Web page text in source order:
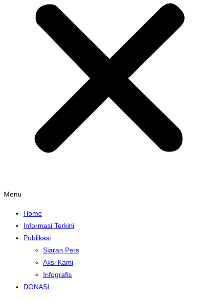
Menu
Home
Informasi Terkini
Publikasi
Siaran Pers
Aksi Kami
Infografis
DONASI